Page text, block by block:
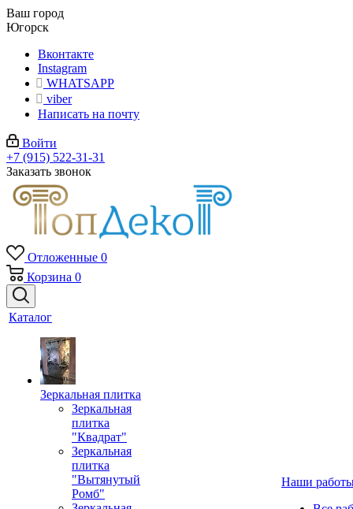
Ваш город
Югорск
Вконтакте
Instagram
WHATSAPP
viber
Написать на почту
Войти
+7 (915) 522-31-31
Заказать звонок
Отложенные 0
Корзина 0
Каталог
Зеркальная плитка
Зеркальная
плитка
"Квадрат"
Зеркальная
плитка
"Вытянутый
Ромб"
Наши